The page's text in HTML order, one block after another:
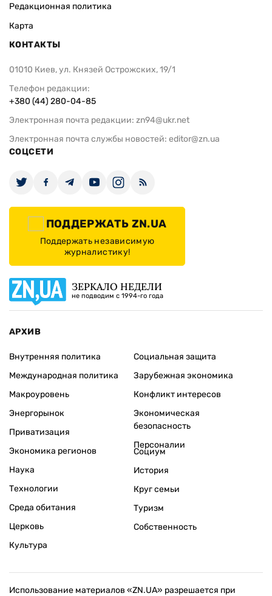
Редакционная политика
Карта
КОНТАКТЫ
01010 Киев, ул. Князей Острожских, 19/1
Телефон редакции:
+380 (44) 280-04-85
Электронная почта редакции: zn94@ukr.net
Электронная почта службы новостей: editor@zn.ua
СОЦСЕТИ
ПОДДЕРЖАТЬ ZN.UA
Поддержать независимую
журналистику!
ЗЕРКАЛО НЕДЕЛИ
не подводим с 1994-го года
АРХИВ
Внутренняя политика
Международная политика
Макроуровень
Энергорынок
Приватизация
Экономика регионов
Социальная защита
Зарубежная экономика
Конфликт интересов
Экономическая
безопасность
Персоналии
Наука
Технологии
Среда обитания
Церковь
Культура
Социум
История
Круг семьи
Туризм
Собственность
Использование материалов «ZN.UA» разрешается при